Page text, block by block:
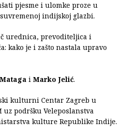
pjesme i ulomke proze u
indijskoj glazbi.
urednica, prevoditeljica i
kako je i zašto nastala upravo
i Marko Jelić.
kulturni Centar Zagreb u
podršku Veleposlanstva
kulture Republike Indije.